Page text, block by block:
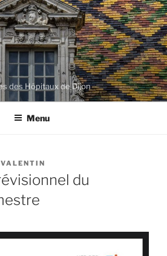
des Hôpitaux de Dijon
Menu
VALENTIN
du